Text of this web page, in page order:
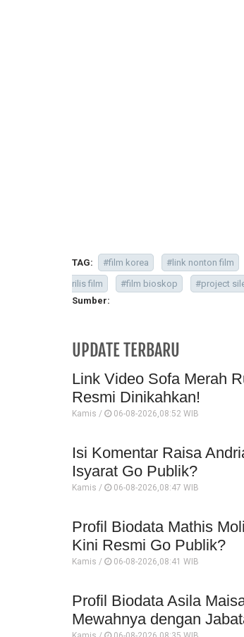
TAG:
#film korea #link nonton film
rilis film
#film bioskop
#project
Sumber:
UPDATE TERBARU
Link Video Sofa Merah
Resmi Dinikahkan!
Kamis / 06-08-2026,08:52 WIB
Isi Komentar Raisa
Isyarat Go Publik?
Kamis / 06-08-2026,08:47 WIB
Profil Biodata Mathis
Kini Resmi Go Publik?
Kamis / 06-08-2026,08:41 WIB
Profil Biodata Asila
Mewahnya dengan